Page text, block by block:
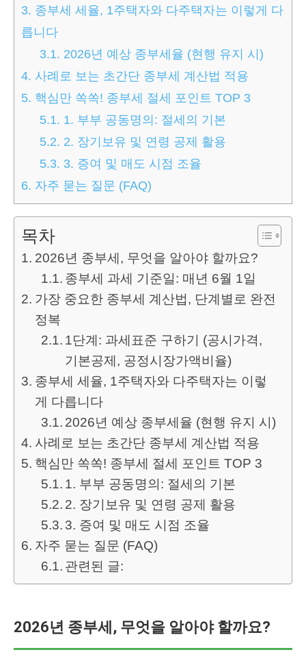
3. 종부세 세율, 1주택자와 다주택자는 이렇게 다
릅니다
3.1. 2026년 예상 종부세율 (현행 유지 시)
4. 사례로 보는 초간단 종부세 계산법 적용
5. 핵심만 쏙쏙! 종부세 절세 포인트 TOP 3
5.1. 1. 부부 공동명의: 절세의 기본
5.2. 2. 장기보유 및 연령 공제 활용
5.3. 3. 증여 및 매도 시점 조율
6. 자주 묻는 질문 (FAQ)
목차
2026년 종부세, 무엇을 알아야 할까요?
종부세 과세 기준일: 매년 6월 1일
가장 중요한 종부세 계산법, 단계별로 완전
정복
1단계: 과세표준 구하기 (공시가격,
기본공제, 공정시장가액비율)
종부세 세율, 1주택자와 다주택자는 이렇
게 다릅니다
2026년 예상 종부세율 (현행 유지 시)
사례로 보는 초간단 종부세 계산법 적용
핵심만 쏙쏙! 종부세 절세 포인트 TOP 3
1. 부부 공동명의: 절세의 기본
2. 장기보유 및 연령 공제 활용
3. 증여 및 매도 시점 조율
자주 묻는 질문 (FAQ)
관련된 글:
2026년 종부세, 무엇을 알아야 할까요?